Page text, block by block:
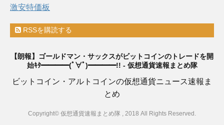
激安特価板
RSSを購読する
【朗報】ゴールドマン・サックスがビットコインのトレードを開
始ｷﾀ━━━━(ﾟ∀ﾟ)━━━━!! - 仮想通貨速報まとめ隊
ビットコイン・アルトコインの仮想通貨ニュース速報ま
とめ
Copyright© 仮想通貨速報まとめ隊 , 2018 All Rights Reserved.